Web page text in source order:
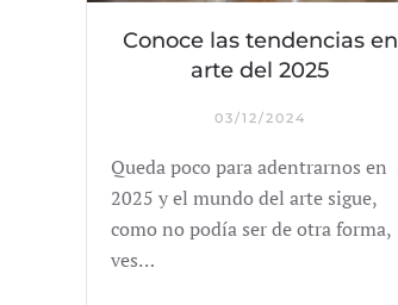
Conoce las tendencias en
arte del 2025
03/12/2024
Queda poco para adentrarnos en
2025 y el mundo del arte sigue,
como no podía ser de otra forma,
ves…